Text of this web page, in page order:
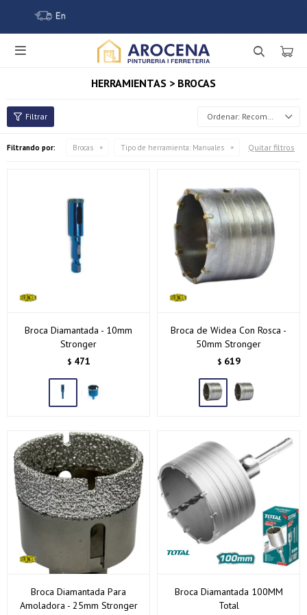

HERRAMIENTAS > BROCAS
Recomendados
Filtrando por: Brocas Tipo de herramienta: Manuales Quitar filtros
Broca Diamantada - 10mm
Stronger
$ 471
Broca de Widea Con Rosca -
50mm Stronger
$ 619
Broca Diamantada Para
Amoladora - 25mm Stronger
Broca Diamantada 100MM
Total